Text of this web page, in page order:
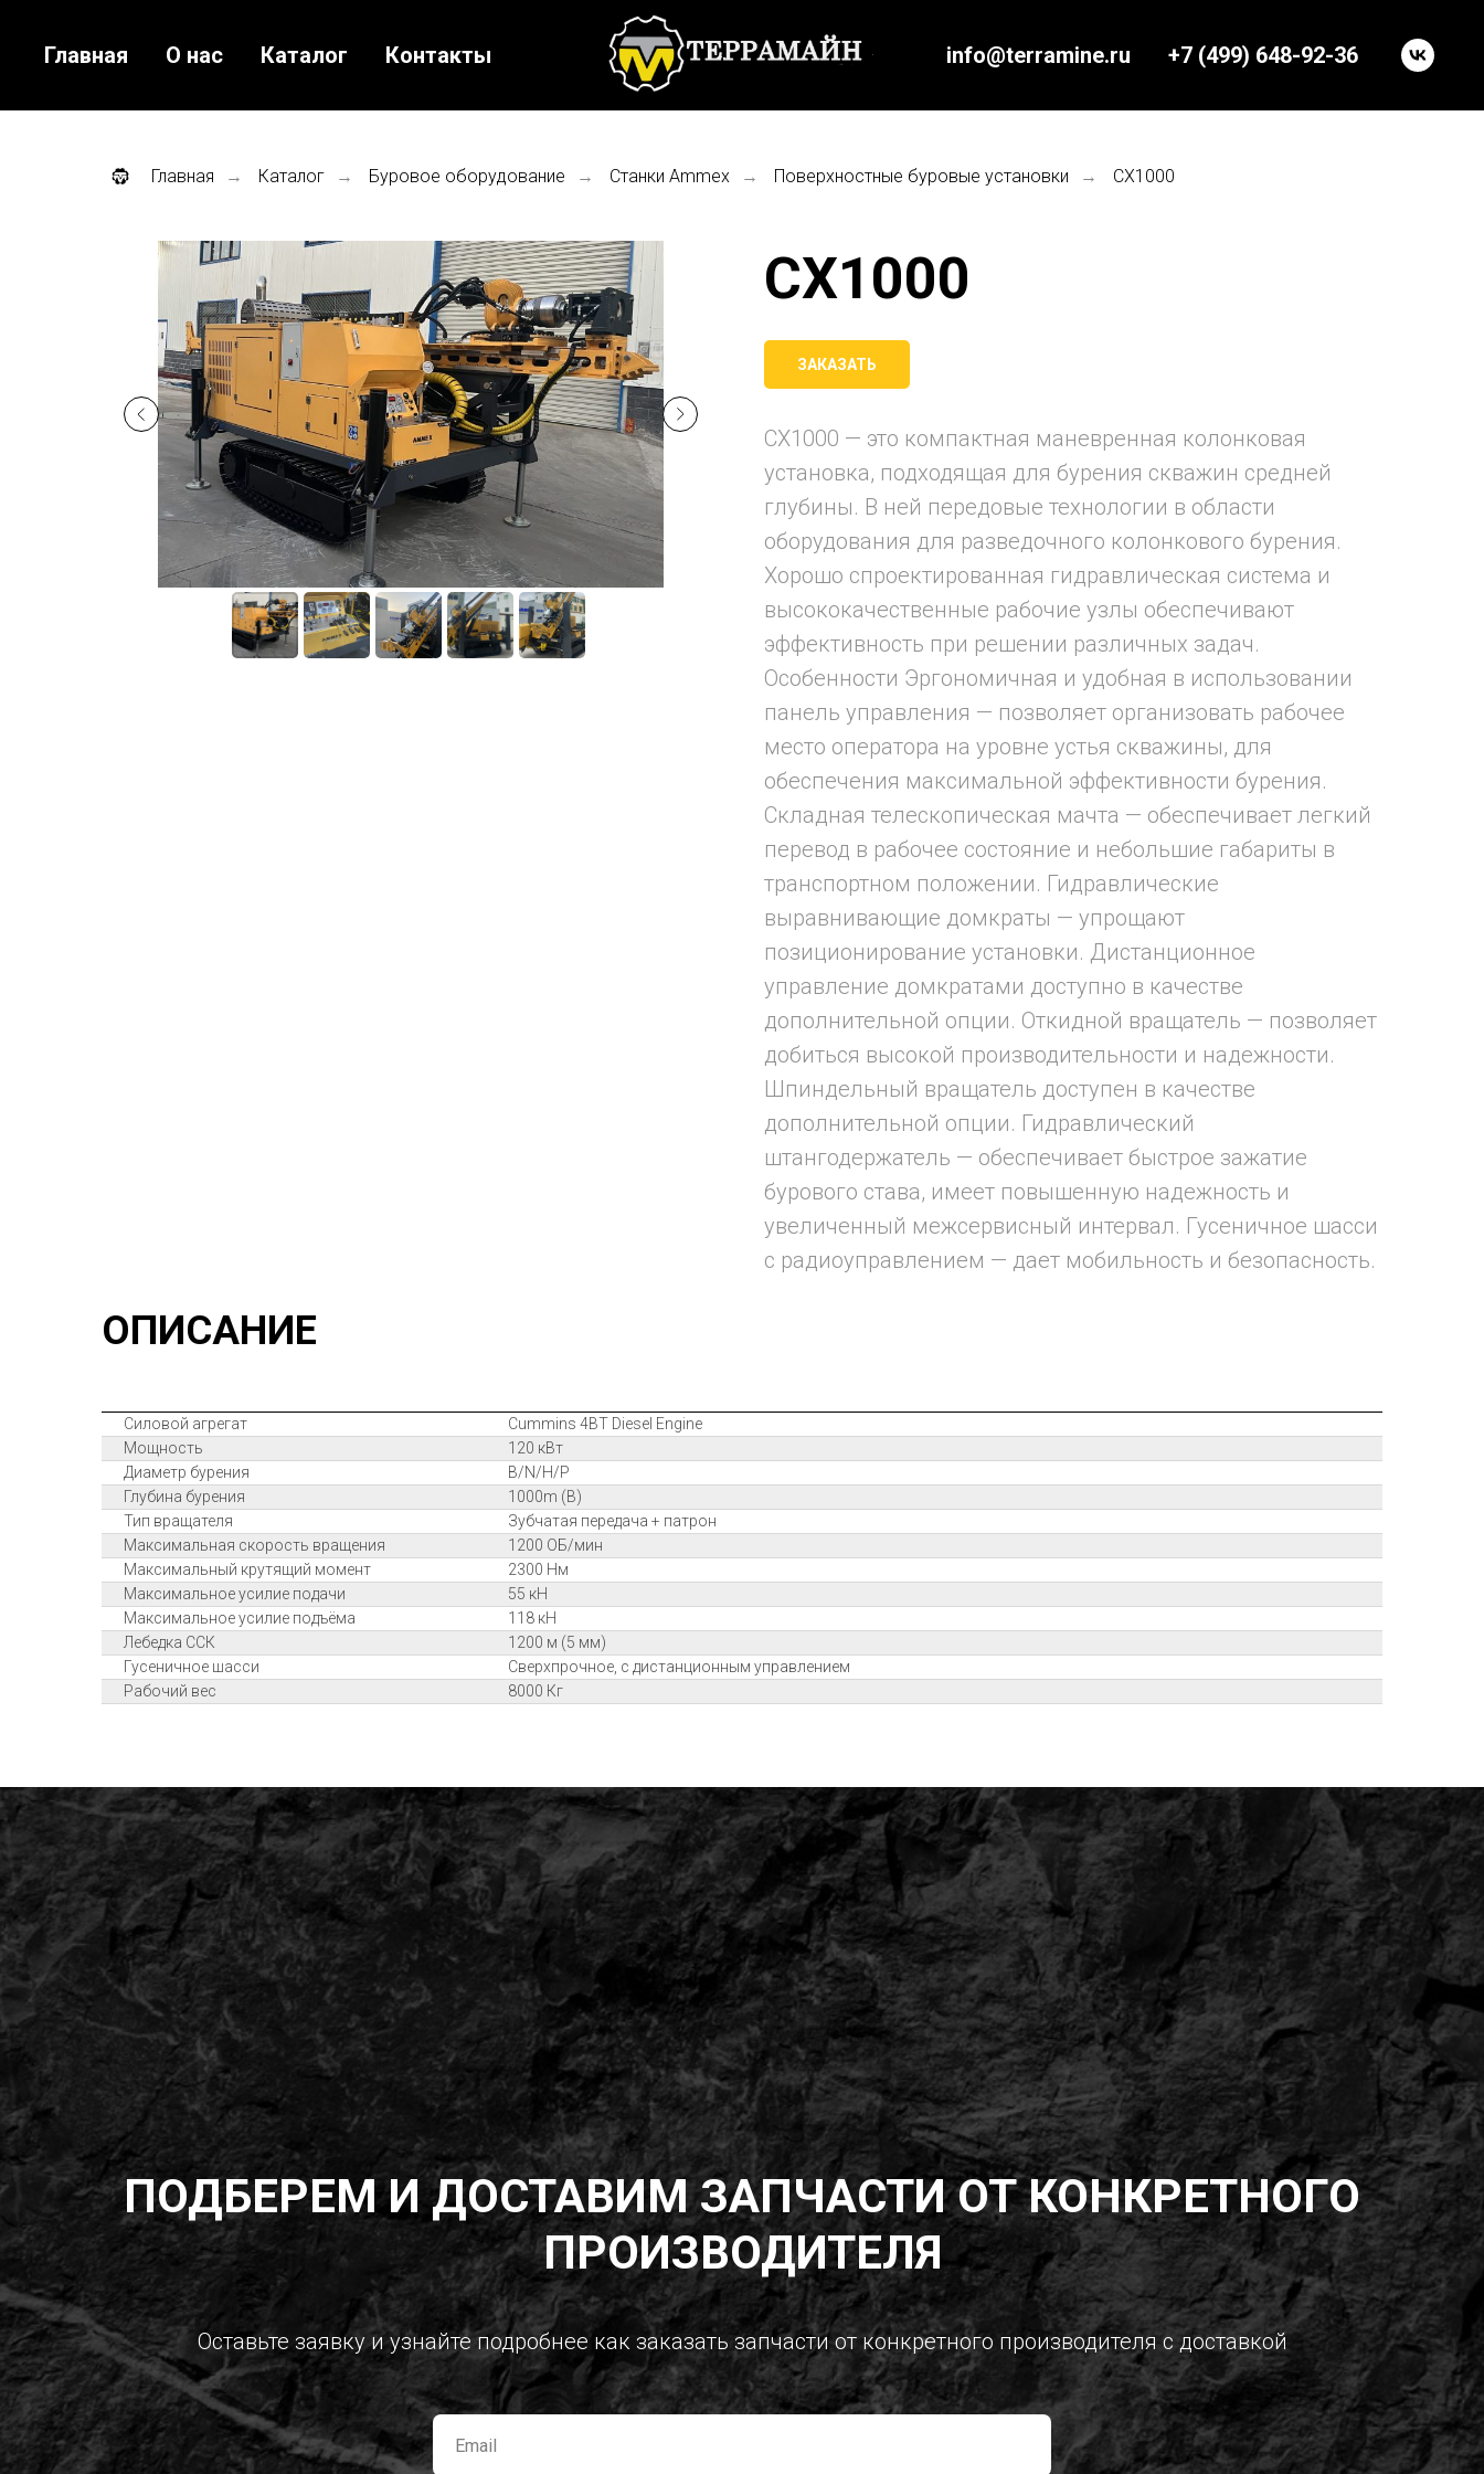
Главная О нас Каталог Контакты info@terramine.ru +7 (499) 648-92-36
Главная → Каталог → Буровое оборудование → Станки Ammex → Поверхностные буровые установки → CX1000
CX1000
ЗАКАЗАТЬ
CX1000 — это компактная маневренная колонковая
установка, подходящая для бурения скважин средней
глубины. В ней передовые технологии в области
оборудования для разведочного колонкового бурения.
Хорошо спроектированная гидравлическая система и
высококачественные рабочие узлы обеспечивают
эффективность при решении различных задач.
Особенности Эргономичная и удобная в использовании
панель управления — позволяет организовать рабочее
место оператора на уровне устья скважины, для
обеспечения максимальной эффективности бурения.
Складная телескопическая мачта — обеспечивает легкий
перевод в рабочее состояние и небольшие габариты в
транспортном положении. Гидравлические
выравнивающие домкраты — упрощают
позиционирование установки. Дистанционное
управление домкратами доступно в качестве
дополнительной опции. Откидной вращатель — позволяет
добиться высокой производительности и надежности.
Шпиндельный вращатель доступен в качестве
дополнительной опции. Гидравлический
штангодержатель — обеспечивает быстрое зажатие
бурового става, имеет повышенную надежность и
увеличенный межсервисный интервал. Гусеничное шасси
с радиоуправлением — дает мобильность и безопасность.
ОПИСАНИЕ
Силовой агрегат
Cummins 4BT Diesel Engine
Мощность
120 кВт
Диаметр бурения
B/N/H/P
Глубина бурения
1000m (B)
Тип вращателя
Зубчатая передача + патрон
Максимальная скорость вращения
1200 ОБ/мин
Максимальный крутящий момент
2300 Нм
Максимальное усилие подачи
55 кН
Максимальное усилие подъёма
118 кН
Лебедка ССК
1200 м (5 мм)
Гусеничное шасси
Сверхпрочное, с дистанционным управлением
Рабочий вес
8000 Кг
ПОДБЕРЕМ И ДОСТАВИМ ЗАПЧАСТИ ОТ КОНКРЕТНОГО
ПРОИЗВОДИТЕЛЯ
Оставьте заявку и узнайте подробнее как заказать запчасти от конкретного производителя с доставкой